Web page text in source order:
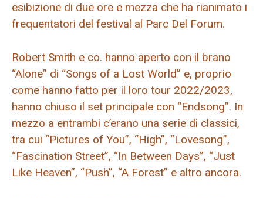
esibizione di due ore e mezza che ha rianimato i
frequentatori del festival al Parc Del Forum.
Robert Smith e co. hanno aperto con il brano
“Alone” di “Songs of a Lost World” e, proprio
come hanno fatto per il loro tour 2022/2023,
hanno chiuso il set principale con “Endsong”. In
mezzo a entrambi c’erano una serie di classici,
tra cui “Pictures of You”, “High”, “Lovesong”,
“Fascination Street”, “In Between Days”, “Just
Like Heaven”, “Push”, “A Forest” e altro ancora.